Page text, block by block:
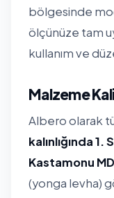
bölgesinde
ölçünüze tam
kullanım ve
Malzeme
Albero olarak
kalınlığında 1.
Kastamonu
(yonga levha)